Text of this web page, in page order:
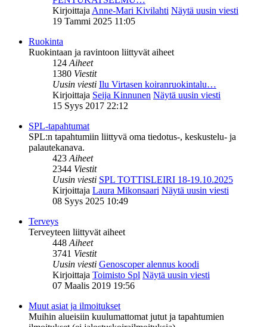
KirjoittajaAnne-Mari Kivilahti Näytä uusin viesti
19 Tammi 2025 11:05
Ruokinta
Ruokintaan ja ravintoon liittyvät aiheet
124Aiheet
1380 Viestit
Uusin viesti Ilu Virtasen koiranruokintalu…
Kirjoittaja Seija Kinnunen Näytä uusin viesti
15 Syys 2017 22:12
SPL-tapahtumat
SPL:n tapahtumiin liittyvä oma tiedotus-, keskustelu- ja
palautekanava.
423Aiheet
2344 Viestit
Uusin viesti SPL TOTTISLEIRI 18-19.10.2025
Kirjoittaja Laura Mikonsaari Näytä uusin viesti
08 Syys 2025 10:49
Terveys
Terveyteen liittyvät aiheet
448Aiheet
3741 Viestit
Uusin viesti Genoscoper alennus koodi
Kirjoittaja Toimisto Spl Näytä uusin viesti
07 Maalis 2019 19:56
Muut asiat ja ilmoitukset
Muihin alueisiin kuulumattomat jutut ja tapahtumien